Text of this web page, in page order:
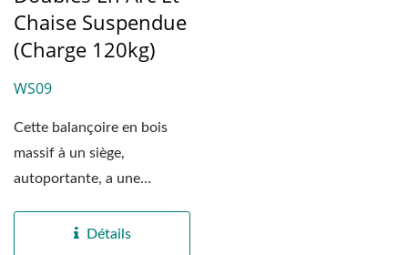
Chaise Suspendue
(Charge 120kg)
WS09
Cette balançoire en bois
massif à un siège,
autoportante, a une
Détails